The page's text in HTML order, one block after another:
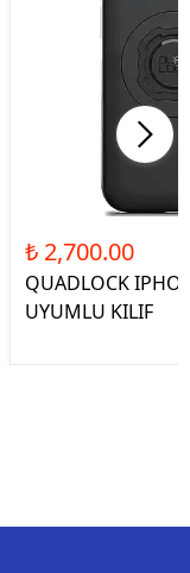
₺ 2,700.00
QUADLOCK
UYUMLU KILIF